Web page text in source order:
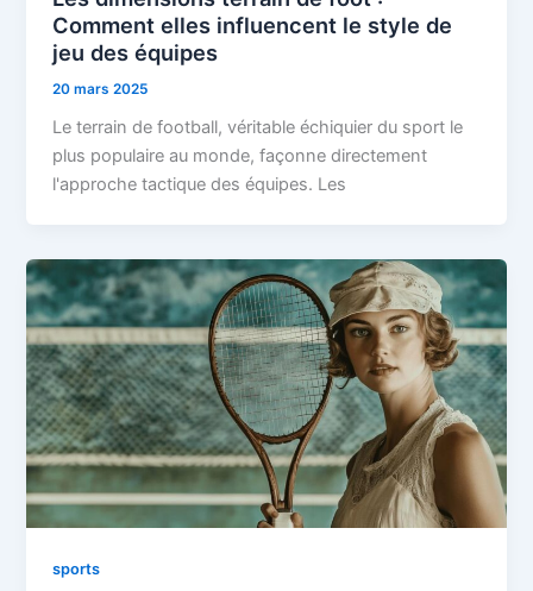
Comment elles influencent le style de
jeu des équipes
20 mars 2025
Le terrain de football, véritable échiquier du sport le
plus populaire au monde, façonne directement
l'approche tactique des équipes. Les
sports